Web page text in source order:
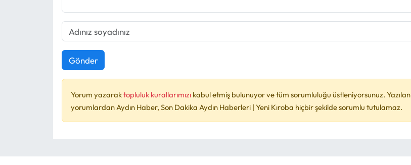
Gönder
Yorum yazaraktopluluk kurallarımızı kabul etmiş bulunuyor ve tüm sorumluluğu üstleniyorsunuz. Yazılan
yorumlardan Aydın Haber, Son Dakika Aydın Haberleri | Yeni Kıroba hiçbir şekilde sorumlu tutulamaz.